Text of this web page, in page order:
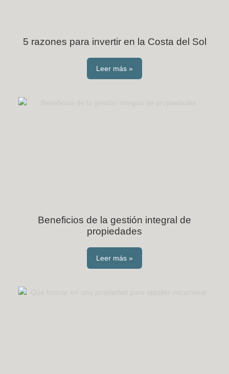
5 razones para invertir en la Costa del Sol
Leer más »
Beneficios de la gestión integral de
propiedades
Leer más »